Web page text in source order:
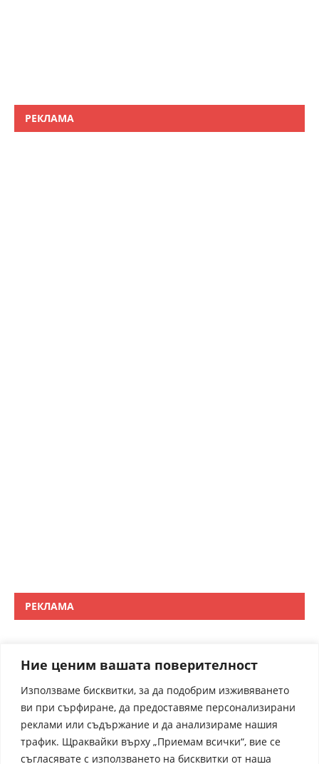
Ние ценим вашата поверителност
Използваме бисквитки, за да подобрим изживяването
ви при сърфиране, да предоставяме персонализирани
реклами или съдържание и да анализираме нашия
трафик. Щраквайки върху „Приемам всички“, вие се
съгласявате с използването на бисквитки от наша
РЕКЛАМА
РЕКЛАМА